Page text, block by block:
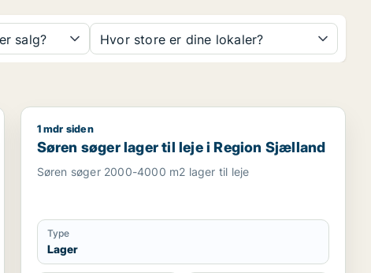
salg? Hvor store er dine lokaler?
garage til leje i Region Sjælland
Søren søger lager til leje i Region Sjælland
1 mdr siden
Søren søger lager til leje i Region Sjælland
Søren søger 2000-4000 m2 lager til leje
Type
Lager